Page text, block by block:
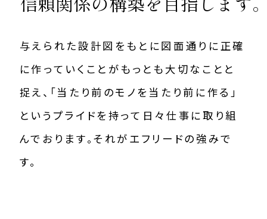
与えられた設計図をもとに図面通りに正確
に作っていくことがもっとも大切なことと
捉え、「当たり前のモノを当たり前に作る」
というプライドを持って日々仕事に取り組
んでおります。それがエフリードの強みで
す。